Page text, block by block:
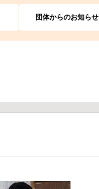
団体からのお知らせ